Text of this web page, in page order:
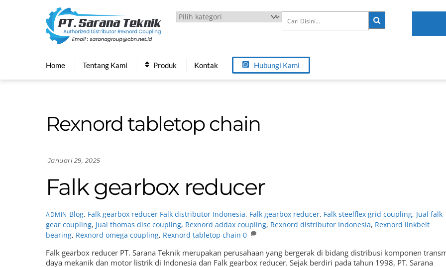
Home Tentang Kami Produk Kontak Hubungi Kami
Rexnord tabletop chain
Januari 29, 2025
Falk gearbox reducer
ADMIN Blog, Falk gearbox reducer Falk distributor Indonesia, Falk gearbox reducer, Falk steelflex grid coupling, Jual falk
gear coupling, Jual thomas disc coupling, Rexnord addax coupling, Rexnord distributor Indonesia, Rexnord linkbelt
bearing, Rexnord omega coupling, Rexnord tabletop chain 0
Falk gearbox reducer PT. Sarana Teknik merupakan perusahaan yang bergerak di bidang distribusi komponen
daya mekanik dan motor listrik di Indonesia dan Falk gearbox reducer. Sejak berdiri pada tahun 1998, PT. Sarana